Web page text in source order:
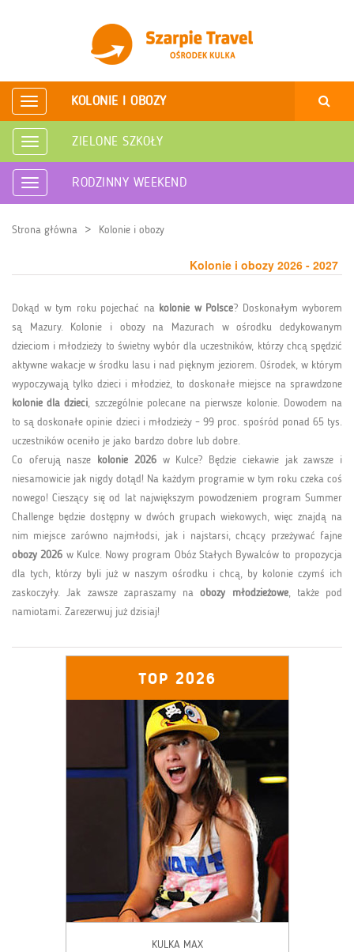
Rozwiń
nawigację
KOLONIE I OBOZY
Rozwiń
nawigację
ZIELONE SZKOŁY
Rozwiń
nawigację
RODZINNY WEEKEND
Strona główna Kolonie i obozy
Kolonie i obozy 2026 - 2027
Dokąd w tym roku pojechać nakolonie w Polsce? Doskonałym wyborem
są Mazury. Kolonie i obozy na Mazurach w ośrodku dedykowanym
dzieciom i młodzieży to świetny wybór dla uczestników, którzy chcą spędzić
aktywne wakacje w środku lasu i nad pięknym jeziorem. Ośrodek, w którym
wypoczywają tylko dzieci i młodzież, to doskonałe miejsce na sprawdzone
kolonie dla dzieci, szczególnie polecane na pierwsze kolonie. Dowodem na
to są doskonałe opinie dzieci i młodzieży – 99 proc. spośród ponad 65 tys.
uczestników oceniło je jako bardzo dobre lub dobre.
Co oferują nasze kolonie 2026w Kulce? Będzie ciekawie jak zawsze i
niesamowicie jak nigdy dotąd! Na każdym programie w tym roku czeka coś
nowego! Cieszący się od lat największym powodzeniem program Summer
Challenge będzie dostępny w dwóch grupach wiekowych, więc znajdą na
nim miejsce zarówno najmłodsi, jak i najstarsi, chcący przeżywać fajne
obozy 2026 w Kulce. Nowy program Obóz Stałych Bywalców to propozycja
dla tych, którzy byli już w naszym ośrodku i chcą, by kolonie czymś ich
zaskoczyły. Jak zawsze zapraszamy naobozy młodzieżowe, także pod
namiotami. Zarezerwuj już dzisiaj!
TOP 2026
KULKA MAX